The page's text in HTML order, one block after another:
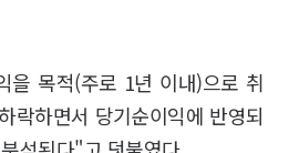
을 목적(주로 1년 이내)으로 취
락하면서 당기순이익에 반영되